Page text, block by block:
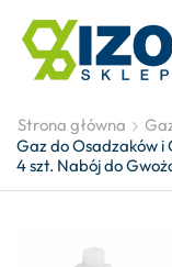
Strona główna
Gaz do Osadzaków i
4 szt. Nabój do